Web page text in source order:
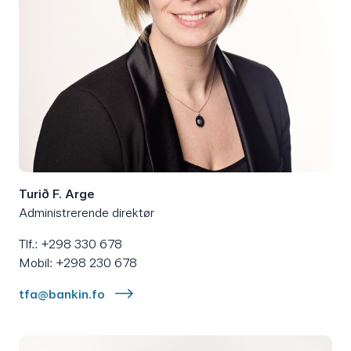
Turið F. Arge
Administrerende direktør
Tlf.: +298 330 678
Mobil: +298 230 678
tfa@bankin.fo